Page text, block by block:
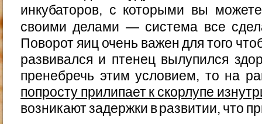
инкубаторов, с которыми вы
своими делами — система все
Поворот яиц очень важен для того
развивался и птенец вылупился
пренебречь этим условием, то на
попросту прилипает к скорлупе
возникают задержки в развитии, что